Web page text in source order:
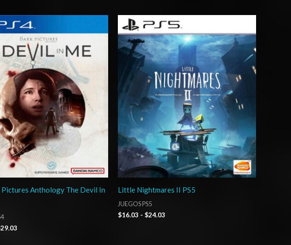
Pictures Anthology The Devil In
29.03
Rango
de
precios:
desde
$20.03
hasta
$29.03
Little Nightmares II PS5
JUEGOS PS5
$16.03 - $24.03
Rango
de
precios:
desde
$16.03
hasta
$24.03